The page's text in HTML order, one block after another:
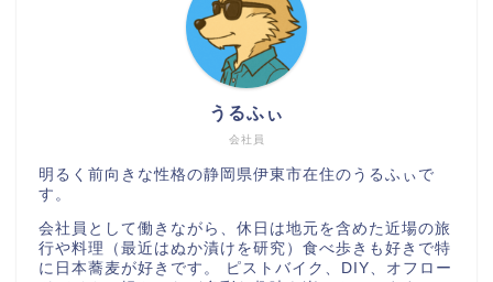
会社員
うるふぃ
明るく前向きな性格の静岡県伊東市在住のうるふぃで
す。
会社員として働きながら、休日は地元を含めた近場の旅
行や料理（最近はぬか漬けを研究）食べ歩きも好きで特
に日本蕎麦が好きです。 ピストバイク、DIY、オフロー